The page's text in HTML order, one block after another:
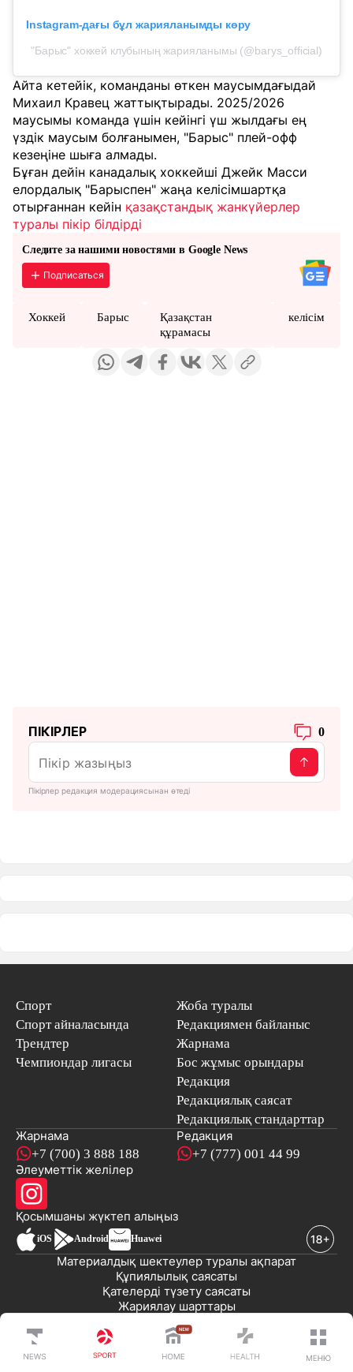
Instagram-дағы бұл жарияланымды көру
"Барыс" хоккей клубының жарияланымы (@barys_official)
Айта кетейік, команданы өткен маусымдағыдай
Михаил Кравец жаттықтырады. 2025/2026
маусымы команда үшін кейінгі үш жылдағы ең
үздік маусым болғанымен, "Барыс" плей-офф
кезеңіне шыға алмады.
Бұған дейін канадалық хоккейші Джейк Масси
елордалық "Барыспен" жаңа келісімшартқа
отырғаннан кейін қазақстандық жанкүйерлер
туралы пікір білдірді
Следите за нашими новостями в Google News
Подписаться
Хоккей Барыс
Қазақстан
құрамасы
келісім
ПІКІРЛЕР 0
Пікірлер редакция модерациясынан өтеді
Спорт
Спорт айналасында
Трендтер
Чемпиондар лигасы
Жоба туралы
Редакциямен байланыс
Жарнама
Бос жұмыс орындары
Редакция
Редакциялық саясат
Редакциялық стандарттар
Жарнама
+7 (700) 3 888 188
Редакция
+7 (777) 001 44 99
Әлеуметтік желілер
Қосымшаны жүктеп алыңыз
iOS Android Huawei
Жариялау шарттары
Қателерді түзету саясаты
Құпиялылық саясаты
Материалдық шектеулер туралы ақпарат
© 2008-2026 «EML» ЖШС